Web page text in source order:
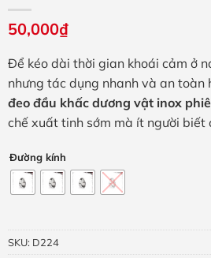
50,000₫
Để kéo dài thời gian khoái cảm ở
nhưng tác dụng nhanh và an toàn
đeo đầu khấc dương vật inox
chế xuất tinh sớm mà ít người biết
Đường kính
SKU: D224